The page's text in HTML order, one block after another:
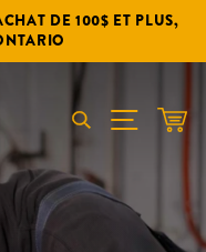
DE 100$ ET PLUS,